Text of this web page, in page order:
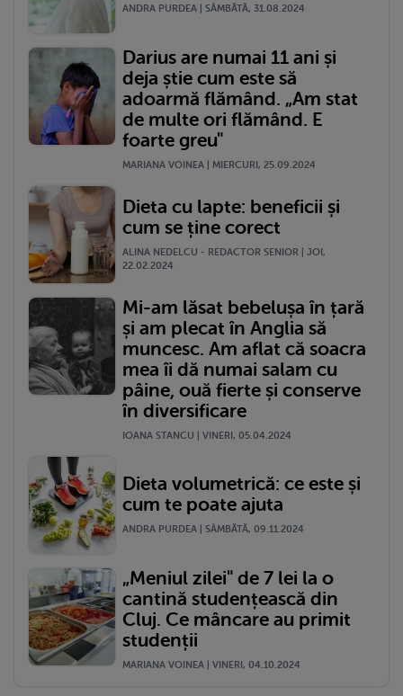
ANDRA PURDEA | SÂMBĂTĂ, 31.08.2024
Darius are numai 11 ani și
deja știe cum este să
adoarmă flămând. „Am stat
de multe ori flămând. E
foarte greu"
MARIANA VOINEA | MIERCURI, 25.09.2024
Dieta cu lapte: beneficii și
cum se ține corect
ALINA NEDELCU - REDACTOR SENIOR | JOI,
22.02.2024
Mi-am lăsat bebelușa în țară
și am plecat în Anglia să
muncesc. Am aflat că soacra
mea îi dă numai salam cu
pâine, ouă fierte și conserve
în diversificare
IOANA STANCU | VINERI, 05.04.2024
Dieta volumetrică: ce este și
cum te poate ajuta
ANDRA PURDEA | SÂMBĂTĂ, 09.11.2024
„Meniul zilei" de 7 lei la o
cantină studențească din
Cluj. Ce mâncare au primit
studenții
MARIANA VOINEA | VINERI, 04.10.2024